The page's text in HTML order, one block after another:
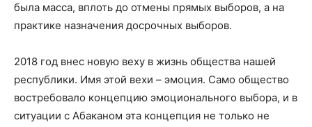
была масса, вплоть до отмены прямых выборов, а на
практике назначения досрочных выборов.
2018 год внес новую веху в жизнь общества нашей
республики. Имя этой вехи – эмоция. Само общество
востребовало концепцию эмоционального выбора, и в
ситуации с Абаканом эта концепция не только не